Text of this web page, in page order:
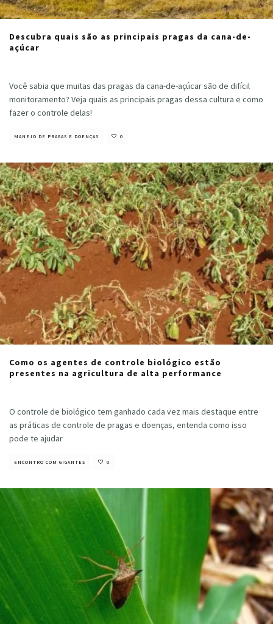
Descubra quais são as principais pragas da cana-de-
açúcar
Você sabia que muitas das pragas da cana-de-açúcar são de difícil
monitoramento? Veja quais as principais pragas dessa cultura e como
fazer o controle delas!
MANEJO DE PRAGAS E DOENÇAS 0
Como os agentes de controle biológico estão
presentes na agricultura de alta performance
O controle de biológico tem ganhado cada vez mais destaque entre
as práticas de controle de pragas e doenças, entenda como isso
pode te ajudar
ENCONTRO COM GIGANTES 0